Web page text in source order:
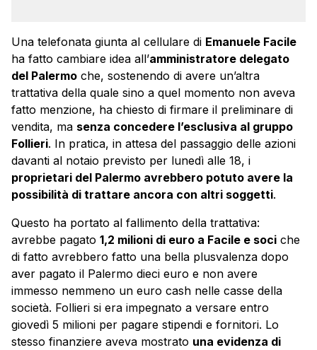
Una telefonata giunta al cellulare di Emanuele Facile
ha fatto cambiare idea all’amministratore delegato
del Palermo che, sostenendo di avere un’altra
trattativa della quale sino a quel momento non aveva
fatto menzione, ha chiesto di firmare il preliminare di
vendita, ma senza concedere l’esclusiva al gruppo
Follieri. In pratica, in attesa del passaggio delle azioni
davanti al notaio previsto per lunedì alle 18, i
proprietari del Palermo avrebbero potuto avere la
possibilità di trattare ancora con altri soggetti.
Questo ha portato al fallimento della trattativa:
avrebbe pagato 1,2 milioni di euro a Facile e soci che
di fatto avrebbero fatto una bella plusvalenza dopo
aver pagato il Palermo dieci euro e non avere
immesso nemmeno un euro cash nelle casse della
società. Follieri si era impegnato a versare entro
giovedì 5 milioni per pagare stipendi e fornitori. Lo
stesso finanziere aveva mostrato una evidenza di